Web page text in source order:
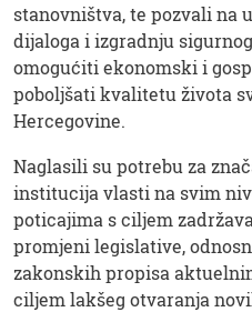
stanovništva, te pozvali na
dijaloga i izgradnju
omogućiti ekonomski i
poboljšati kvalitetu života
Hercegovine.
Naglasili su potrebu za
institucija vlasti na svim
poticajima s ciljem
promjeni legislative,
zakonskih propisa
ciljem lakšeg otvaranja